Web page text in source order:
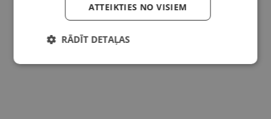
ATTEIKTIES NO VISIEM
RĀDĪT DETAĻAS